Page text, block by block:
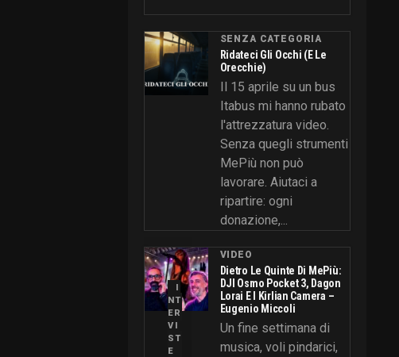
SENZA CATEGORIA
Ridateci Gli Occhi (e Le
Orecchie)
Il 15 aprile su un bus
Itabus mi hanno rubato
l'attrezzatura video.
Senza quegli strumenti
MePiù non può
lavorare. Aiutaci a
ripartire: ogni
donazione,...
VIDEO
Dietro Le Quinte Di MePiù:
DJI Osmo Pocket 3, Dagon
Lorai E I Kirlian Camera –
Eugenio Miccoli
Un fine settimana di
musica, voli pindarici,
I
NT
ER
VI
ST
E